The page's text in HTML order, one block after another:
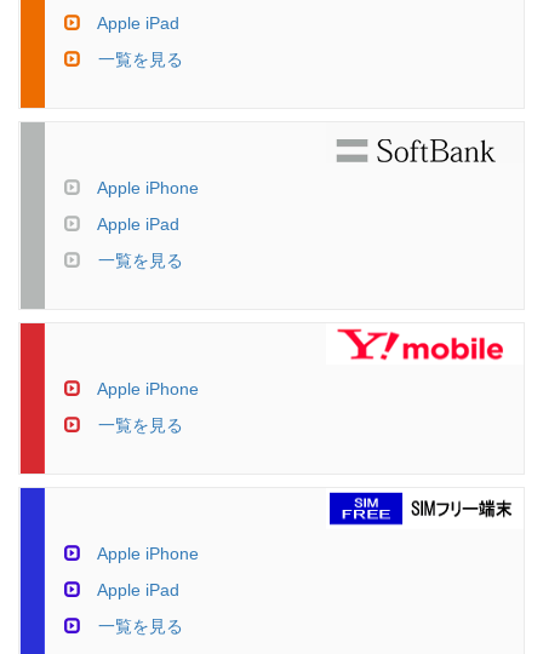
Apple iPad
一覧を見る
Apple iPhone
Apple iPad
一覧を見る
Apple iPhone
一覧を見る
Apple iPhone
Apple iPad
一覧を見る